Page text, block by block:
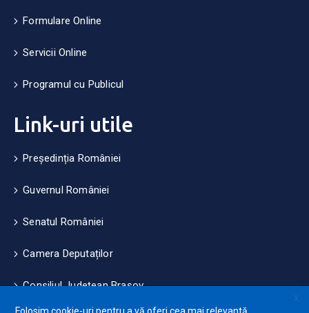
Formulare Online
Servicii Online
Programul cu Publicul
Link-uri utile
Președinția României
Guvernul României
Senatul României
Camera Deputaților
Consiliul Județean Brașov
X